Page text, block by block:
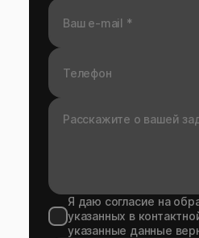
Я даю согласие на
указанных в
указанные данные